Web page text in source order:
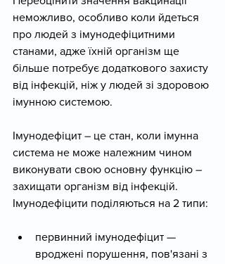
неможливо, особливо коли йдеться
про людей з імунодефіцитними
станами, адже їхній організм ще
більше потребує додаткового захисту
від інфекцій, ніж у людей зі здоровою
імунною системою.
Імунодефіцит – це стан, коли імунна
система не може належним чином
виконувати свою основну функцію –
захищати організм від інфекцій.
Імунодефіцити поділяються на 2 типи:
первинний імунодефіцит —
вроджені порушення, пов'язані з